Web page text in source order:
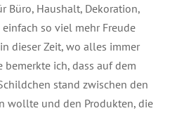
Büro, Haushalt, Dekoration,
einfach so viel mehr Freude
dieser Zeit, wo alles immer
bemerkte ich, dass auf dem
stand zwischen den
wollte und den Produkten, die